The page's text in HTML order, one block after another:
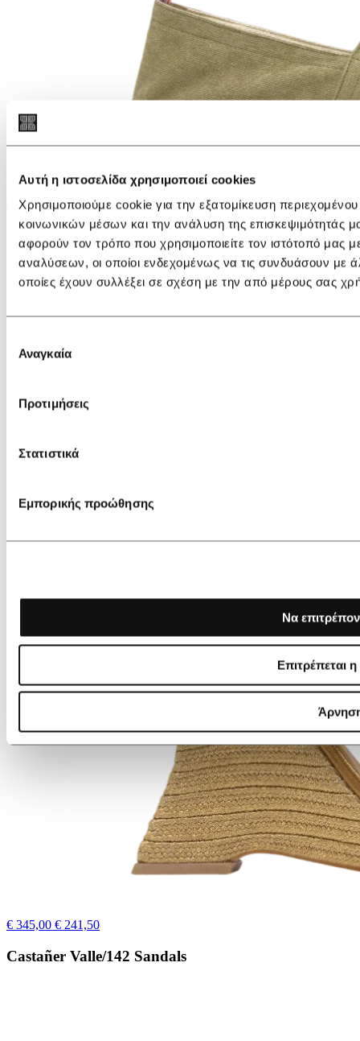
Αυτή η ιστοσελίδα χρησιμοποιεί cookies
Χρησιμοποιούμε cookie για την εξατομίκευση
κοινωνικών μέσων και την ανάλυση της επισκεψιμότητάς
αφορούν τον τρόπο που χρησιμοποιείτε τον ιστότοπό μας
αναλύσεων, οι οποίοι ενδεχομένως να τις συνδυάσουν με
οποίες έχουν συλλέξει σε σχέση με την από μέρους σας
συγκατάθεσης
Αναγκαία
Προτιμήσεις
Στατιστικά
Εμπορικής προώθησης
Να
Επιτρέπεται
€ 115,00 € 80,50
Castañer Juliet/142 Sandals
€ 345,00 € 241,50
Castañer Valle/142 Sandals